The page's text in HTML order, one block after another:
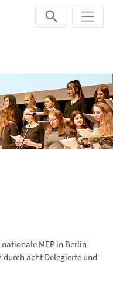
nationale MEP in Berlin
durch acht Delegierte und